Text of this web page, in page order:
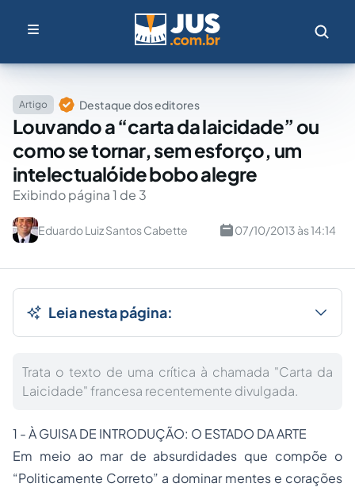
Artigo Destaque dos editores
Louvando a “carta da laicidade” ou
como se tornar, sem esforço, um
intelectualóide bobo alegre
Exibindo página 1 de 3
Eduardo Luiz Santos Cabette 07/10/2013 às 14:14
Leia nesta página:
Trata o texto de uma crítica à chamada "Carta da
Laicidade" francesa recentemente divulgada.
1 - À GUISA DE INTRODUÇÃO: O ESTADO DA ARTE
Em meio ao mar de absurdidades que compõe o
“Politicamente Correto” a dominar mentes e corações